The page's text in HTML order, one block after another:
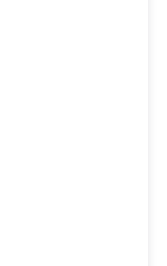
از رسانه‌های ذکر شده با سازمان‌ها
مرکز ارتباط را می‌توان
هماهنگ از مردم،
دسترسی به اطلاعات،
کانال‌های ارتباطی مناسب
می‌آورد. این تعامل
سازمان می‌شود. بیشتر
مرکز ارتباط به عنوان
تعاملات مشتریان خود
سازمانهای بزرگ از مرکز
منظورمدیریت کردن
در این نوع از خدمات،
درخواست‌ها را توسط